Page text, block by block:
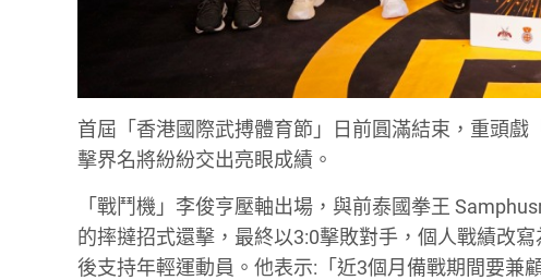
首屆「香港國際武搏體育節」日前圓滿結束，重頭
擊界名將紛紛交出亮眼成績。
「戰鬥機」李俊亨壓軸出場，與前泰國拳王
的摔撻招式還擊，最終以3:0擊敗對手，個人戰績改
後支持年輕運動員。他表示:「近3個月備戰期間要兼